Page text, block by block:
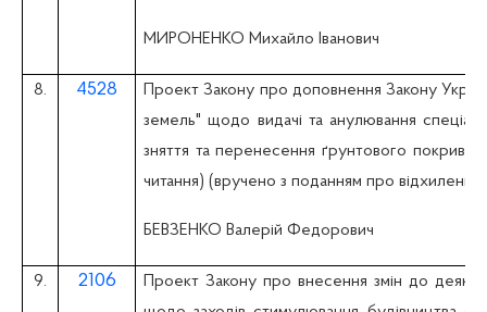
МИРОНЕНКО Михайло Іванович
8. 4528
Проект Закону про доповнення Закону
земель" щодо видачі та анулювання
зняття та перенесення ґрунтового покриву
читання) (вручено з поданням про відхилення
БЕВЗЕНКО Валерій Федорович
9. 2106
Проект Закону про внесення змін до деяких